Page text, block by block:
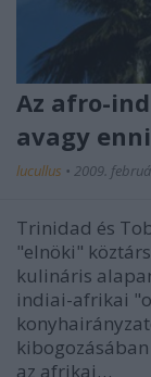
Az afro-
avagy
lucullus • 2009.
Trinidad és
"elnöki"
kulináris
indiai-afrikai
az afrikai…